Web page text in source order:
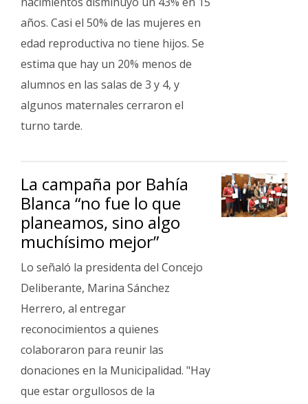
años. Casi el 50% de las mujeres en
edad reproductiva no tiene hijos. Se
estima que hay un 20% menos de
alumnos en las salas de 3 y 4, y
algunos maternales cerraron el
turno tarde.
La campaña por Bahía
Blanca “no fue lo que
planeamos, sino algo
muchísimo mejor”
Lo señaló la presidenta del Concejo
Deliberante, Marina Sánchez
Herrero, al entregar
reconocimientos a quienes
colaboraron para reunir las
donaciones en la Municipalidad. "Hay
que estar orgullosos de la